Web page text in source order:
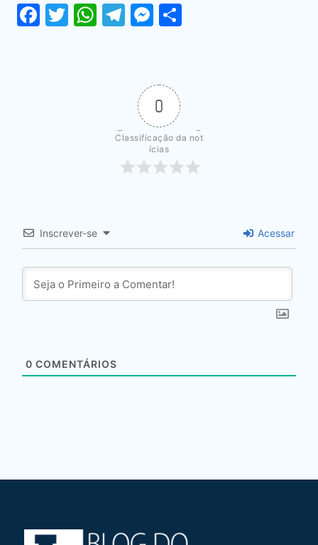
Facebook
Twitter
WhatsApp
Telegram
Messenger
0
Classificação da not
ícias
Inscrever-se Acessar
0 COMENTÁRIOS